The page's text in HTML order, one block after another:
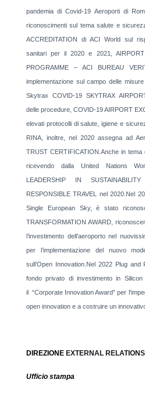
pandemia di Covid-19 Aeroporti di
riconoscimenti sul tema salute e
ACCREDITATION di ACI World sul
sanitari per il 2020 e 2021, AIRPORT
PROGRAMME – ACI BUREAU
implementazione sul campo delle
Skytrax COVID-19 SKYTRAX
delle procedure, COVID-19 AIRPORT
elevati protocolli di salute, igiene e
RINA, inoltre, nel 2020 assegna ad
TRUST CERTIFICATION.Anche in
ricevendo dalla United Nations
LEADERSHIP IN
RESPONSIBLE TRAVEL nel 2020.Nel
Single European Sky, è stato
TRANSFORMATION AWARD,
l’investimento dell’aeroporto nel
per l’implementazione del nuovo
sull’Open Innovation.Nel 2022 Plug
fondo privato di investimento in
il“Corporate Innovation Award” per
open innovation e a costruire un
DIREZIONE EXTERNAL
Ufficio stampa